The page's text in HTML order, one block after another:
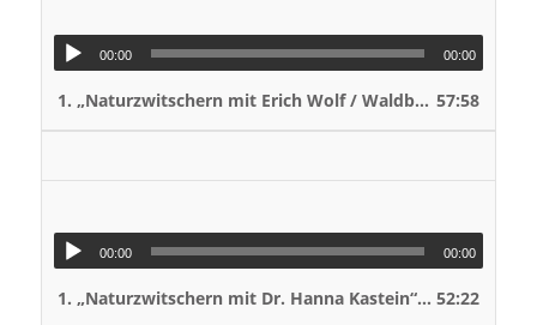
00:00 00:00
1. „Naturzwitschern mit Erich Wolf / Waldberg Empelde e.V.“ 57:58
00:00 00:00
1. „Naturzwitschern mit Dr. Hanna Kastein“ — VOLKER
52:22